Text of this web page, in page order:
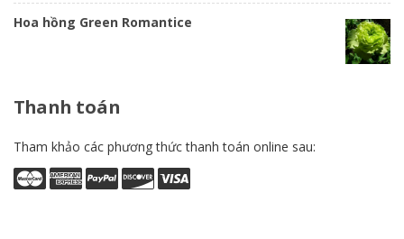
Hoa hồng Green Romantice
Thanh toán
Tham khảo các phương thức thanh toán online sau: